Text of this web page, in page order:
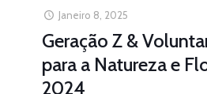
Janeiro 8, 2025
Geração Z &
para a Natureza e
2024